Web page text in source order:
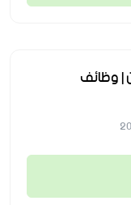
| وظائف